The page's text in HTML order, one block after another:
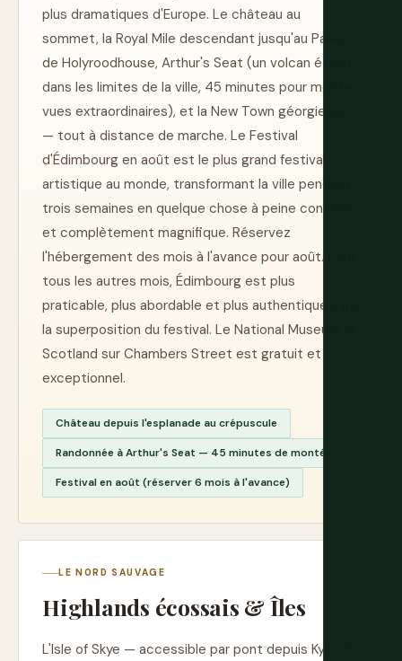
plus dramatiques d'Europe. Le château au
sommet, la Royal Mile descendant jusqu'au Palais
de Holyroodhouse, Arthur's Seat (un volcan éteint
dans les limites de la ville, 45 minutes pour monter,
vues extraordinaires), et la New Town géorgienne
— tout à distance de marche. Le Festival
d'Édimbourg en août est le plus grand festival
artistique au monde, transformant la ville pendant
trois semaines en quelque chose à peine contrôlé
et complètement magnifique. Réservez
l'hébergement des mois à l'avance pour août. Dans
tous les autres mois, Édimbourg est plus
praticable, plus abordable et plus authentique sans
la superposition du festival. Le National Museum of
Scotland sur Chambers Street est gratuit et
exceptionnel.
Château depuis l'esplanade au crépuscule
Randonnée à Arthur's Seat — 45 minutes de montée
Festival en août (réserver 6 mois à l'avance)
LE NORD SAUVAGE
Highlands écossais & Îles
L'Isle of Skye — accessible par pont depuis Kyle of